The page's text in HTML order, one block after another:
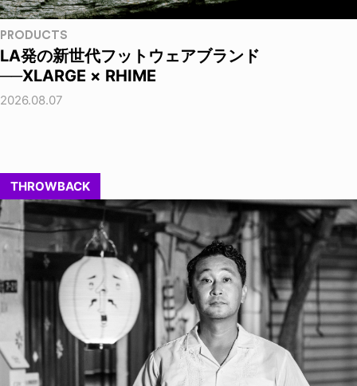
PRODUCTS
LA発の新世代フットウェアブランド
──XLARGE × RHIME
2026.08.07
THROWBACK